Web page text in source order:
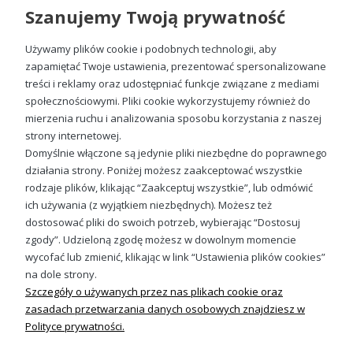
przypadków jest to bawełna, przewiewna dzianina z
dodatkiem poliestru, który zdecydowanie zwiększa
wytrzymałość ubrania i przyczynia się do zwiększenia
komfortu jego noszenia, czy też podczas ćwiczeń.
Dzieje się tak, ponieważ wskaźnik chłonności wilgoci w
przypadku tych materiałów jest stosunkowo niski, a
bawełna świetnie odprowadza wilgoć na zewnątrz. Nie dziwi
więc jej częste wykorzystanie w produkcji odzieży
sportowej, w tym także bluz sportowych, których u nas nie
brakuje.
Bluzy męskie bez kaptura z
nadrukiem – nieszablonowe wzory i
motywy
Bluzy bez kaptura i z nadrukiem dla mężczyzn to
idealna propozycja dla tych, którzy lubią ubierać się
nieszablonowo. Wybór takiego stroju z pewnością pomaga
wyróżnić się z tłumu i przyciągnąć wzrok przechodniów.
Takie nieszablonowe podejście do męskich stylizacji
sprawia, że sportowy, luźny charakter może być nie tylko
Bluza John Deere męska z nadrukiem
Sprawdź nasze social media
Szanujemy Twoją prywatność
Używamy plików cookie i podobnych technologii, aby
zapamiętać Twoje ustawienia, prezentować spersonalizowane
treści i reklamy oraz udostępniać funkcje związane z mediami
społecznościowymi. Pliki cookie wykorzystujemy również do
mierzenia ruchu i analizowania sposobu korzystania z naszej
strony internetowej.
Domyślnie włączone są jedynie pliki niezbędne do poprawnego
działania strony. Poniżej możesz zaakceptować wszystkie
rodzaje plików, klikając “Zaakceptuj wszystkie”, lub odmówić
ich używania (z wyjątkiem niezbędnych). Możesz też
dostosować pliki do swoich potrzeb, wybierając “Dostosuj
zgody”. Udzieloną zgodę możesz w dowolnym momencie
wycofać lub zmienić, klikając w link “Ustawienia plików cookies”
na dole strony.
Szczegóły o używanych przez nas plikach cookie oraz
zasadach przetwarzania danych osobowych znajdziesz w
Polityce prywatności.